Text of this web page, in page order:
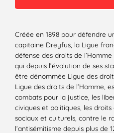
Créée en 1898 pour défendre
capitaine Dreyfus, la Ligue
défense des droits de
qui depuis l’évolution de ses
être dénommée Ligue des
Ligue des droits de l’Homme,
combats pour la justice, les
civiques et politiques, les droits
sociaux et culturels, contre le
l’antisémitisme depuis plus de